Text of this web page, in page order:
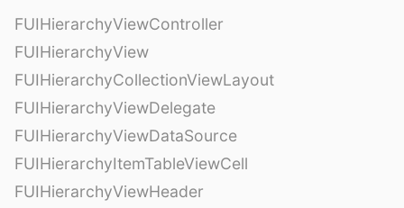
FUIHierarchyViewController
FUIHierarchyView
FUIHierarchyCollectionViewLayout
FUIHierarchyViewDelegate
FUIHierarchyViewDataSource
FUIHierarchyItemTableViewCell
FUIHierarchyViewHeader